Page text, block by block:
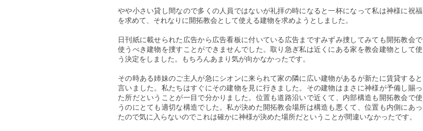
やや小さい貸し間なので多くの人員ではないが礼拝の時になると一杯になって私は神様に祝福
を求めて、それなりに開拓教会として使える建物を求めようとしました。
日刊紙に載せられた広告から広告看板に付いている広告まですみずみ捜してみても開拓教会で
使うべき建物を捜すことができませんでした。取り急ぎ私は近くにある家を教会建物として使
う決定をしました。もちろんあまり気が向かなかったです。
その時ある姉妹のご主人が急にシオンに来られて家の隣に広い建物があるが新たに賃貸すると
言いました。私たちはすぐにその建物を見に行きました。その建物はまさに神様が予備し賜っ
た所だということが一目で分かりました。位置も道路沿いで近くて、内部構造も開拓教会で使
うのにとても適切な構造でした。私が決めた開拓教会場所は構造も悪くて、位置も内側にあっ
たので気に入らないのでこれは確かに神様が決めた場所だということが間違いなかったです。